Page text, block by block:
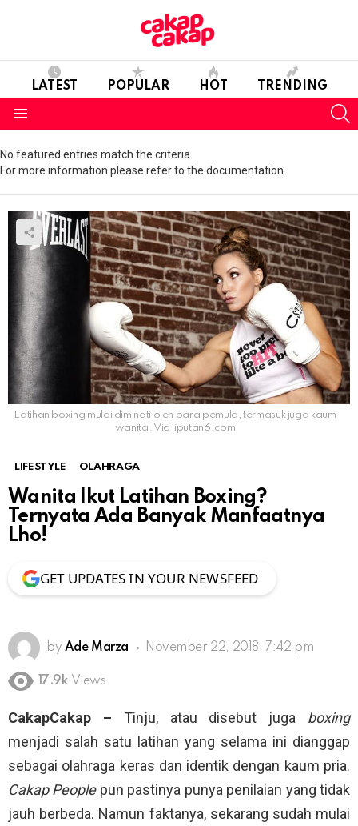
LATEST POPULAR HOT TRENDING
No featured entries match the criteria.
For more information please refer to the documentation.
Latihan boxing mulai diminati oleh para pemula, termasuk juga kaum
wanita. Via liputan6.com
LIFESTYLE OLAHRAGA
Wanita Ikut Latihan Boxing?
Ternyata Ada Banyak Manfaatnya
Lho!
GET UPDATES IN YOUR NEWSFEED
by Ade Marza November 22, 2018, 7:42 pm
17.9k Views
CakapCakap – Tinju, atau disebut juga boxing
menjadi salah satu latihan yang selama ini dianggap
sebagai olahraga keras dan identik dengan kaum pria.
Cakap Peoplepun pastinya punya penilaian yang tidak
jauh berbeda. Namun faktanya, sekarang sudah mulai